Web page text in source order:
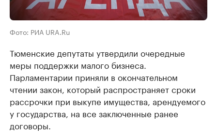
Фото: РИА URA.Ru
Тюменские депутаты утвердили очередные
меры поддержки малого бизнеса.
Парламентарии приняли в окончательном
чтении закон, который распространяет сроки
рассрочки при выкупе имущества, арендуемого
у государства, на все заключенные ранее
договоры.